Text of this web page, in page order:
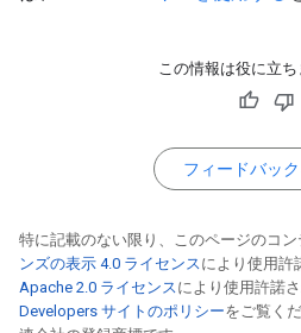
この情報は役に立ち
フィードバッ
特に記載のない限り、このページのコン
ンズの表示 4.0 ライセンスにより使用許
Apache 2.0 ライセンスにより使用許諾
Developers サイトのポリシーをご覧く